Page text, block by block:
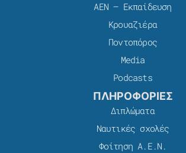
ΑΕΝ – Εκπαίδευση
Κρουαζιέρα
Ποντοπόρος
Media
Podcasts
ΠΛΗΡΟΦΟΡΙΕΣ
Διπλώματα
Ναυτικές σχολές
Φοίτηση Α.Ε.Ν.